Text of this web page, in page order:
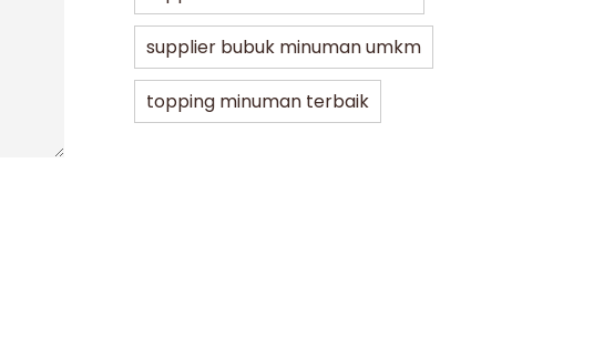
supplier bubuk minuman umkm
topping minuman terbaik